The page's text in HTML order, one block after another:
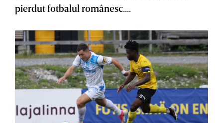
pierdut fotbalul românesc....